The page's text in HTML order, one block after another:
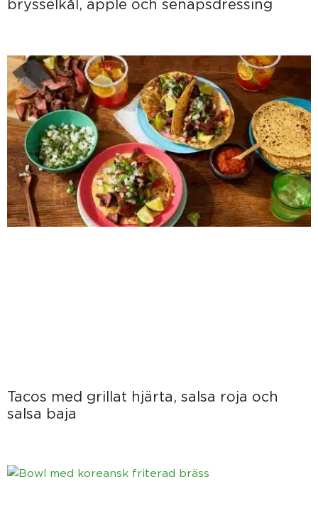
brysselkål, äpple och senapsdressing
Tacos med grillat hjärta, salsa roja och
salsa baja